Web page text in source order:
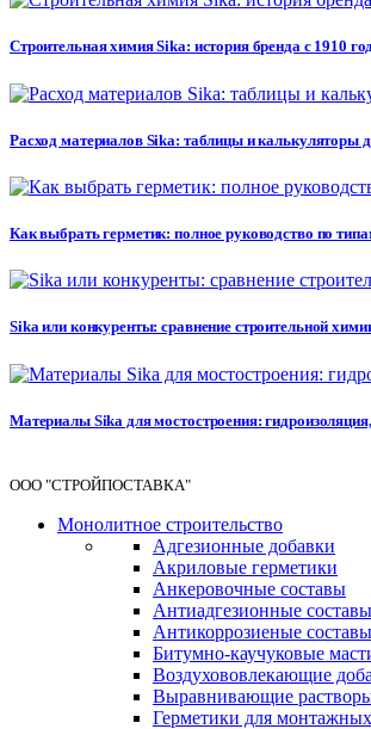
Строительная химия Sika: история бренда с 1910
Расход материалов Sika: таблицы и калькуляторы
Как выбрать герметик: полное руководство по
Sika или конкуренты: сравнение строительной
Материалы Sika для мостостроения:
ООО "СТРОЙПОСТАВКА"
Монолитное строительство
Адгезионные добавки
Акриловые герметики
Анкеровочные составы
Антиадгезионные
Антикоррозиеные
Битумно-каучуковые
Воздухововлекающие
Выравнивающие
Герметики для